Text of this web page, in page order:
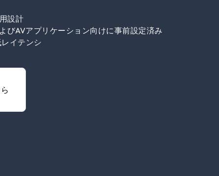
設計
びAVアプリケーション向けに事前設定済み
イテンシ